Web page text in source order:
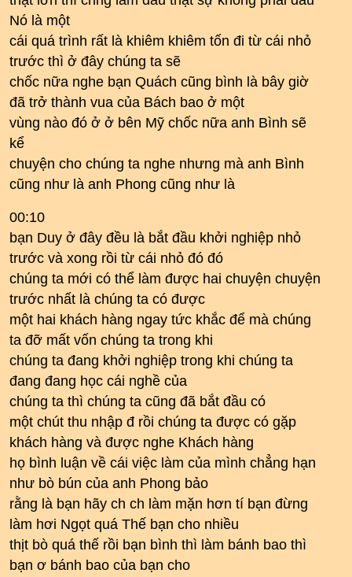
Nó là một
cái quá trình rất là khiêm khiêm tốn đi từ cái nhỏ
trước thì ở đây chúng ta sẽ
chốc nữa nghe bạn Quách cũng bình là bây giờ
đã trở thành vua của Bách bao ở một
vùng nào đó ở ở bên Mỹ chốc nữa anh Bình sẽ
kể
chuyện cho chúng ta nghe nhưng mà anh Bình
cũng như là anh Phong cũng như là
00:10
bạn Duy ở đây đều là bắt đầu khởi nghiệp nhỏ
trước và xong rồi từ cái nhỏ đó đó
chúng ta mới có thể làm được hai chuyện chuyện
trước nhất là chúng ta có được
một hai khách hàng ngay tức khắc để mà chúng
ta đỡ mất vốn chúng ta trong khi
chúng ta đang khởi nghiệp trong khi chúng ta
đang đang học cái nghề của
chúng ta thì chúng ta cũng đã bắt đầu có
một chút thu nhập đ rồi chúng ta được có gặp
khách hàng và được nghe Khách hàng
họ bình luận về cái việc làm của mình chẳng hạn
như bò bún của anh Phong bảo
rằng là bạn hãy ch ch làm mặn hơn tí bạn đừng
làm hơi Ngọt quá Thế bạn cho nhiều
thịt bò quá thế rồi bạn bình thì làm bánh bao thì
bạn ơ bánh bao của bạn cho